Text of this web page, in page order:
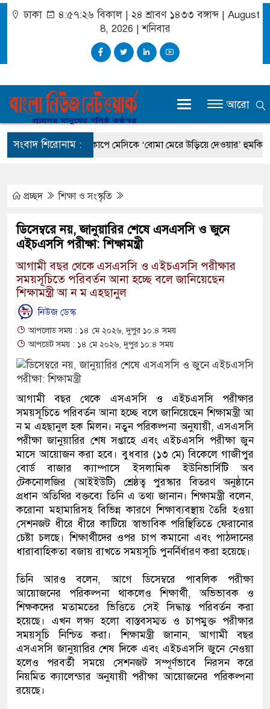
ঢাকা ৪:৫৭:২৭ বিকাল | ২৪ শ্রাবণ ১৪৩৩ বঙ্গাব্দ | August
8, 2026 |শনিবার
আরো
সংবাদ শিরোনাম :বিশ্বকাপে মেসিকে ‘বোমা মেরে উড়িয়ে দেওয়ার’ হুমকি,
প্রচ্ছদ শিক্ষা ও সংস্কৃতি
ডিসেম্বরে নয়, জানুয়ারির শেষে এসএসসি ও জুনে
এইচএসসি পরীক্ষা: শিক্ষামন্ত্রী
আগামী বছর থেকে এসএসসি ও এইচএসসি পরীক্ষার
সময়সূচিতে পরিবর্তন আনা হচ্ছে বলে জানিয়েছেন
শিক্ষামন্ত্রী আ ন ম এহছানুল
নিউজ ডেস্ক
আপলোড সময় : ১৪ মে ২০২৬, দুপুর ১০:৪ সময়
আপডেট সময় : ১৪ মে ২০২৬, দুপুর ১০:৪ সময়
আগামী বছর থেকে এসএসসি ও এইচএসসি পরীক্ষার
সময়সূচিতে পরিবর্তন আনা হচ্ছে বলে জানিয়েছেন শিক্ষামন্ত্রী আ
ন ম এহছানুল হক মিলন। নতুন পরিকল্পনা অনুযায়ী, এসএসসি
পরীক্ষা জানুয়ারির শেষ সপ্তাহে এবং এইচএসসি পরীক্ষা জুন
মাসে আয়োজন করা হবে। বুধবার (১৩ মে) বিকেলে গাজীপুর
বোর্ড বাজার ক্যাম্পাসে ইসলামিক ইউনিভার্সিটি অব
টেকনোলজির (আইইউটি) শ্রেষ্ঠত্ব পুরস্কার বিতরণ অনুষ্ঠানে
প্রধান অতিথির বক্তব্যে তিনি এ তথ্য জানান। শিক্ষামন্ত্রী বলেন,
করোনা মহামারিসহ বিভিন্ন কারণে শিক্ষাব্যবস্থায় তৈরি হওয়া
সেশনজট ধীরে ধীরে কাটিয়ে স্বাভাবিক পরিস্থিতিতে ফেরানোর
চেষ্টা চলছে। শিক্ষার্থীদের ওপর চাপ কমানো এবং পাঠদানের
ধারাবাহিকতা বজায় রাখতে সময়সূচি পুনর্নির্ধারণ করা হয়েছে।
তিনি আরও বলেন, আগে ডিসেম্বরে পাবলিক পরীক্ষা
আয়োজনের পরিকল্পনা থাকলেও শিক্ষার্থী, অভিভাবক ও
শিক্ষকদের মতামতের ভিত্তিতে সেই সিদ্ধান্ত পরিবর্তন করা
হয়েছে। এখন লক্ষ্য হলো বাস্তবসম্মত ও চাপমুক্ত পরীক্ষার
সময়সূচি নিশ্চিত করা। শিক্ষামন্ত্রী জানান, আগামী বছর
এসএসসি জানুয়ারির শেষ দিকে এবং এইচএসসি জুনে নেওয়া
হলেও পরবর্তী সময়ে সেশনজট সম্পূর্ণভাবে নিরসন করে
নিয়মিত ক্যালেন্ডার অনুযায়ী পরীক্ষা আয়োজনের পরিকল্পনা
রয়েছে।